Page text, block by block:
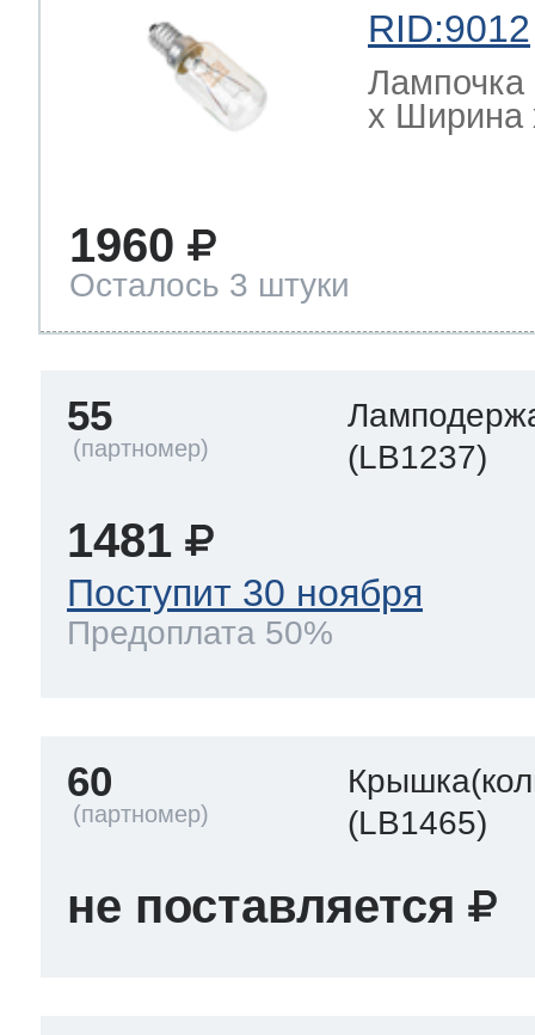
RID:9012
Лампочка
х Ширина
1960
Осталось 3 штуки
55
(LB1237)
1481
Поступит 30 ноября
Предоплата 50%
60
(LB1465)
не поставляется